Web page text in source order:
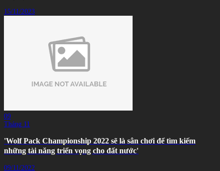
15/11/2023
09
Tháng 11
'Wolf Pack Championship 2022 sẽ là sân chơi để tìm kiếm
những tài năng triển vọng cho đất nước'
09/11/2022